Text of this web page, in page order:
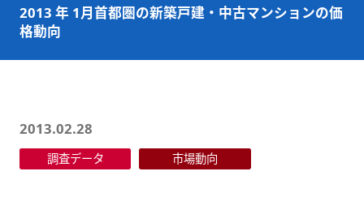
事業所・グループ会社
ニュースリリース
不動産会社間情報流通サービス
新卒採用情報
お問合せ
2013 年 1月首都圏の新築戸建・中古マンションの価
格動向
2013.02.28
調査データ 市場動向